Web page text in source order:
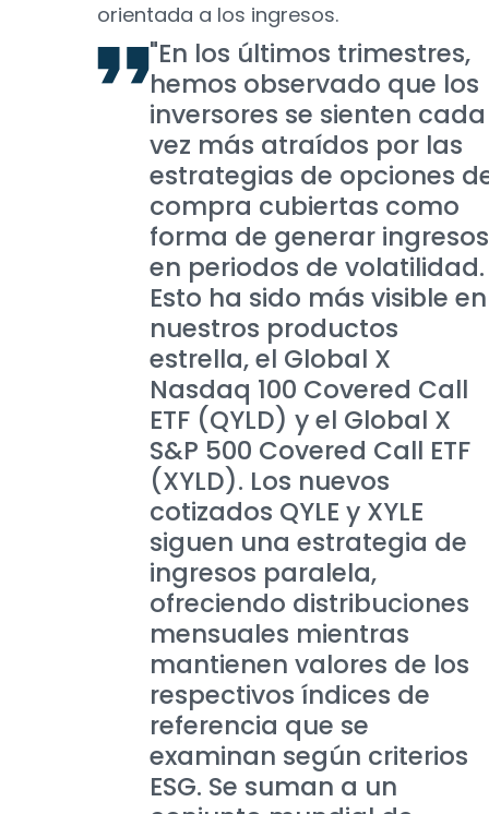
orientada a los ingresos.
"En los últimos trimestres,
hemos observado que los
inversores se sienten cada
vez más atraídos por las
estrategias de opciones
compra cubiertas como
forma de generar ingresos
en periodos de volatilidad.
Esto ha sido más visible en
nuestros productos
estrella, el Global X
Nasdaq 100 Covered Call
ETF (QYLD) y el Global X
S&P 500 Covered Call ETF
(XYLD). Los nuevos
cotizados QYLE y XYLE
siguen una estrategia de
ingresos paralela,
ofreciendo distribuciones
mensuales mientras
mantienen valores de los
respectivos índices de
referencia que se
examinan según criterios
ESG. Se suman a un